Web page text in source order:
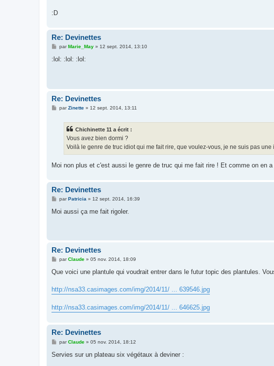
:D
Re: Devinettes
M
s
parMarie_May» 12 sept. 2014, 13:10
:lol: :lol: :lol:
Re: Devinettes
MparZinette» 12 sept. 2014, 13:11
Chichinette 11 a écrit :
Vous avez bien dormi ?
Voilà le genre de truc idiot qui me fait rire, que voulez-vous, je ne suis pas une
Moi non plus et c'est aussi le genre de truc qui me fait rire ! Et comme on en
Re: Devinettes
M
s
parPatricia» 12 sept. 2014, 16:39
Moi aussi ça me fait rigoler.
Re: Devinettes
M
s
g
e
parClaude» 05 nov. 2014, 18:09
Que voici une plantule qui voudrait entrer dans le futur topic des plantules.
http://nsa33.casimages.com/img/2014/11/ ... 639546.jpg
http://nsa33.casimages.com/img/2014/11/ ... 646625.jpg
Re: Devinettes
M
s
parClaude» 05 nov. 2014, 18:12
Servies sur un plateau six végétaux à deviner :